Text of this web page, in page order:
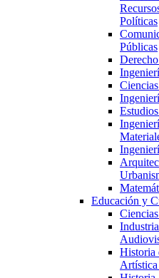
Políticas
Públicas
Educación y
Historia